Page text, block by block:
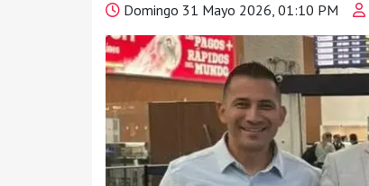
Domingo 31 Mayo 2026, 01:10 PM